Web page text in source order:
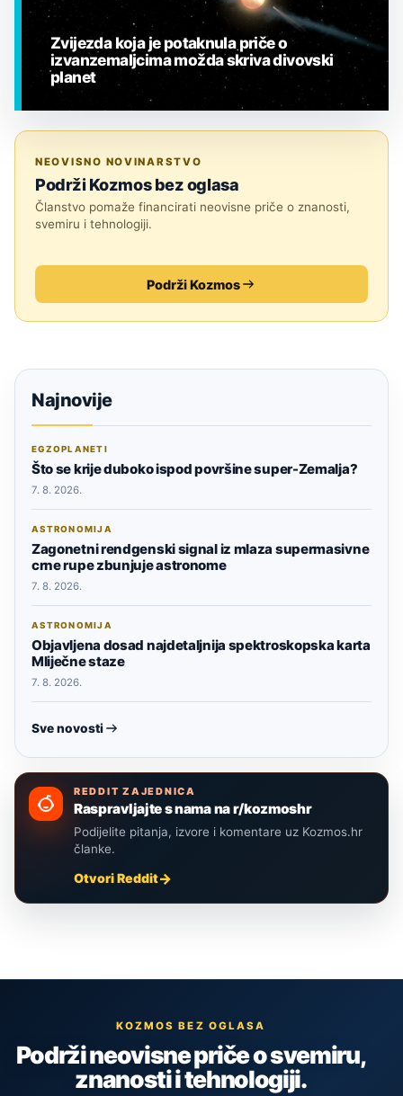
Zvijezda koja je potaknula priče o
izvanzemaljcima možda skriva divovski
planet
NEOVISNO NOVINARSTVO
Podrži Kozmos bez oglasa
Članstvo pomaže financirati neovisne priče o znanosti,
svemiru i tehnologiji.
Podrži Kozmos
Najnovije
EGZOPLANETI
Što se krije duboko ispod površine super-Zemalja?
7. 8. 2026.
ASTRONOMIJA
Zagonetni rendgenski signal iz mlaza supermasivne
crne rupe zbunjuje astronome
7. 8. 2026.
ASTRONOMIJA
Objavljena dosad najdetaljnija spektroskopska karta
Mliječne staze
7. 8. 2026.
Sve novosti
REDDIT ZAJEDNICA
Raspravljajte s nama na r/kozmoshr
Podijelite pitanja, izvore i komentare uz Kozmos.hr
članke.
Otvori Reddit
KOZMOS BEZ OGLASA
Podrži neovisne priče o svemiru,
znanosti i tehnologiji.